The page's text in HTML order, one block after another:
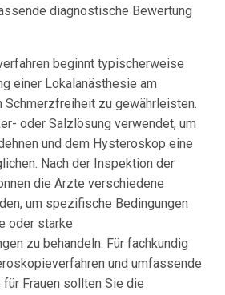
diagnostische Bewertung
beginnt typischerweise
einer Lokalanästhesie am
Schmerzfreiheit zu gewährleisten.
oder Salzlösung verwendet, um
und dem Hysteroskop eine
Nach der Inspektion der
die Ärzte verschiedene
um spezifische Bedingungen
oder starke
zu behandeln. Für fachkundig
und umfassende
Frauen sollten Sie die